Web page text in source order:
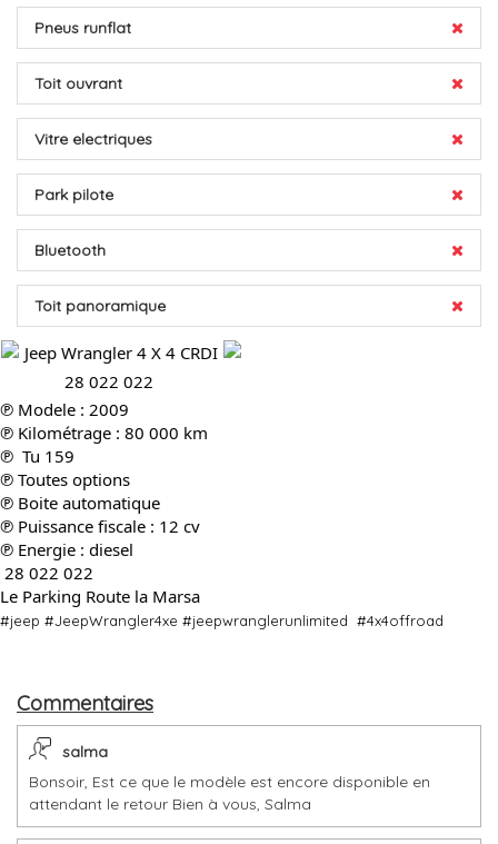
Pneus runflat
Toit ouvrant
Vitre electriques
Park pilote
Bluetooth
Toit panoramique
Jeep Wrangler 4 X 4 CRDI
28 022 022
℗ Modele : 2009
℗ Kilométrage : 80 000 km
℗  Tu 159
℗ Toutes options
℗ Boite automatique
℗ Puissance fiscale : 12 cv
℗ Energie : diesel
28 022 022
Le Parking Route la Marsa
#jeep #JeepWrangler4xe #jeepwranglerunlimited #4x4offroad
Commentaires
salma
Bonsoir, Est ce que le modèle est encore disponible en
attendant le retour Bien à vous, Salma